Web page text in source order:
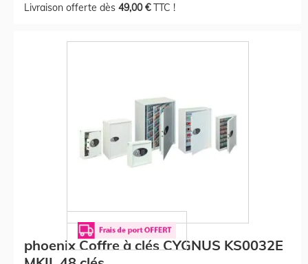
Livraison offerte dès 49,00 €TTC !
phoenix Coffre à clés CYGNUS KS0032E